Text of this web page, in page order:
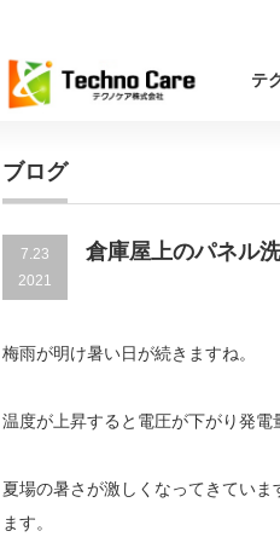
テ
ブログ
7.23
2021
倉庫屋上のパネル
梅雨が明け暑い日が続きますね。
温度が上昇すると電圧が下がり発電
夏場の暑さが激しくなってきてい
ます。